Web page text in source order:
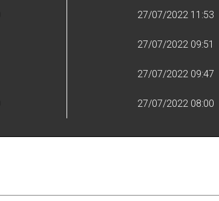
27/07/2022 11:53
27/07/2022 09:51
27/07/2022 09:47
27/07/2022 08:00